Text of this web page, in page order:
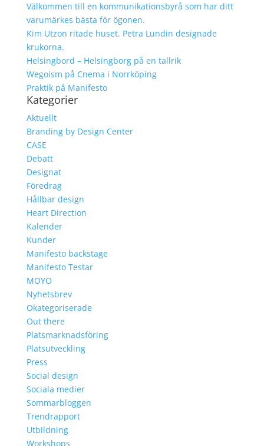
Välkommen till en kommunikationsbyrå som har ditt
varumärkes bästa för ögonen.
Kim Utzon ritade huset. Petra Lundin designade
krukorna.
Helsingbord – Helsingborg på en tallrik
Wegoism på Cnema i Norrköping
Praktik på Manifesto
Kategorier
Aktuellt
Branding by Design Center
CASE
Debatt
Designat
Föredrag
Hållbar design
Heart Direction
Kalender
Kunder
Manifesto backstage
Manifesto Testar
MOYO
Nyhetsbrev
Okategoriserade
Out there
Platsmarknadsföring
Platsutveckling
Press
Social design
Sociala medier
Sommarbloggen
Trendrapport
Utbildning
Workshops